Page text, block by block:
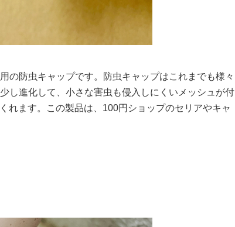
の防虫キャップです。防虫キャップはこれまでも様々
し進化して、小さな害虫も侵入しにくいメッシュが付
れます。この製品は、100円ショップのセリアやキャ